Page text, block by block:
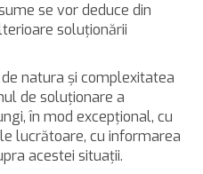
se vor deduce din
soluţionării
natura şi complexitatea
de soluţionare a
în mod excepțional, cu
lucrătoare, cu informarea
acestei situaţii.